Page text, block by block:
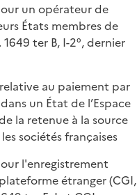
un opérateur de
États membres de
ter B, I-2°, dernier
au paiement par
un État de l’Espace
la retenue à la source
sociétés françaises
l'enregistrement
étranger (CGI,